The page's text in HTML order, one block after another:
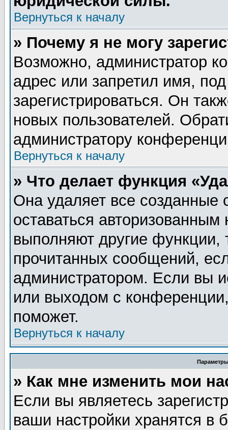
Вернуться к началу
» Почему я не могу
Возможно, администратор
адрес или запретил имя,
зарегистрироваться. Он
новых пользователей.
администратору
Вернуться к началу
» Что делает функция
Она удаляет все созданные
оставаться
выполняют другие функции,
прочитанных сообщений,
администратором. Если вы
или выходом с
поможет.
Вернуться к началу
» Как мне изменить мои
Если вы являетесь
ваши настройки хранятся